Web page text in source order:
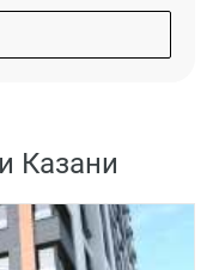
Казани